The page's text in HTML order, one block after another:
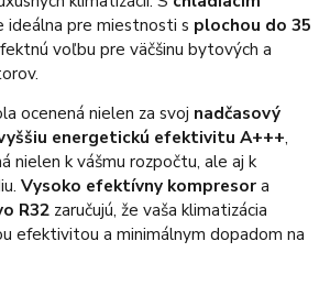
ideálna pre miestnosti s plochou do 35
voľbu pre väčšinu bytových a
ocenená nielen za svoj nadčasový
energetickú efektivitu A+++,
nielen k vášmu rozpočtu, ale aj k
Vysoko efektívny kompresora
R32 zaručujú, že vaša klimatizácia
efektivitou a minimálnym dopadom na